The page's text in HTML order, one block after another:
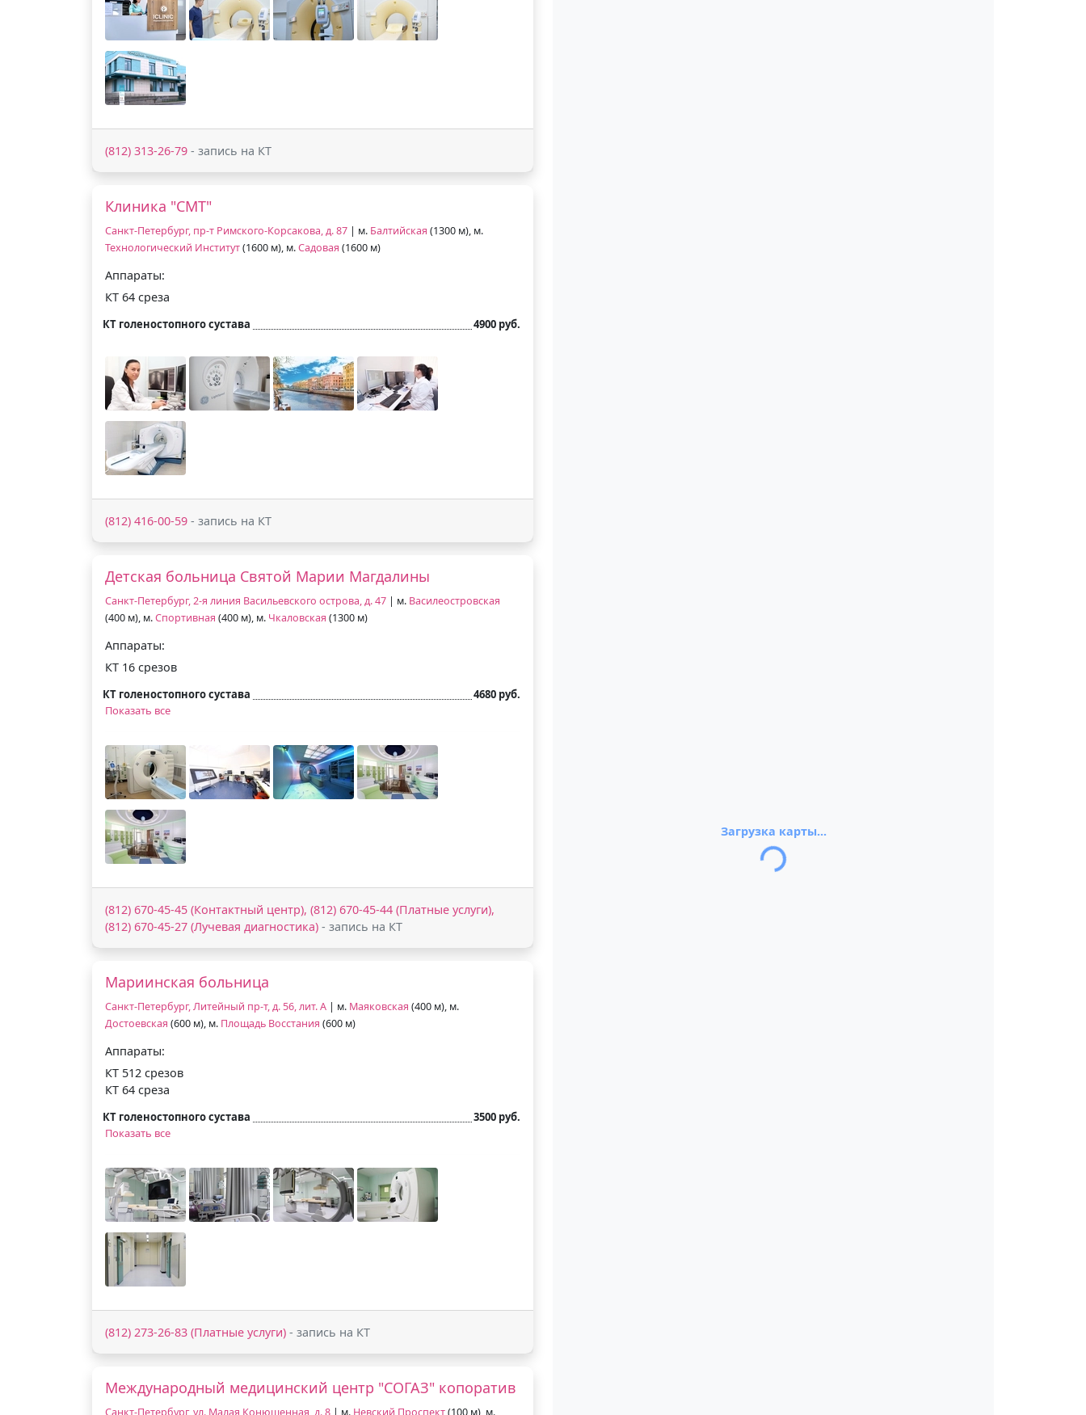
(812) 313-26-79 - запись на КТ
Клиника "СМТ"
Санкт-Петербург, пр-т Римского-Корсакова, д. 87 | м. Балтийская (1300 м), м.
Технологический Институт(1600 м), м.Садовая (1600 м)
Аппараты:
КТ 64 среза
КТ голеностопного сустава 4900 руб.
(812) 416-00-59 - запись на КТ
Детская больница Святой Марии Магдалины
Санкт-Петербург, 2-я линия Васильевского острова, д. 47 | м. Василеостровская
(400 м), м.Спортивная (400 м), м. Чкаловская (1300 м)
Аппараты:
КТ 16 срезов
КТ голеностопного сустава
4680 руб.
Показать все
(812) 670-45-45 (Контактный центр), (812) 670-45-44 (Платные услуги),
(812) 670-45-27 (Лучевая диагностика) - запись на КТ
Мариинская больница
Санкт-Петербург, Литейный пр-т, д. 56, лит. А | м. Маяковская (400 м), м.
Достоевская (600 м), м. Площадь Восстания (600 м)
Аппараты:
КТ 512 срезов
КТ 64 среза
КТ голеностопного сустава
3500 руб.
Показать все
(812) 273-26-83 (Платные услуги) - запись на КТ
Международный медицинский центр "СОГАЗ" копоратив
Санкт-Петербург, ул. Малая Конюшенная, д. 8 | м. Невский Проспект(100 м), м.
Загрузка карты...